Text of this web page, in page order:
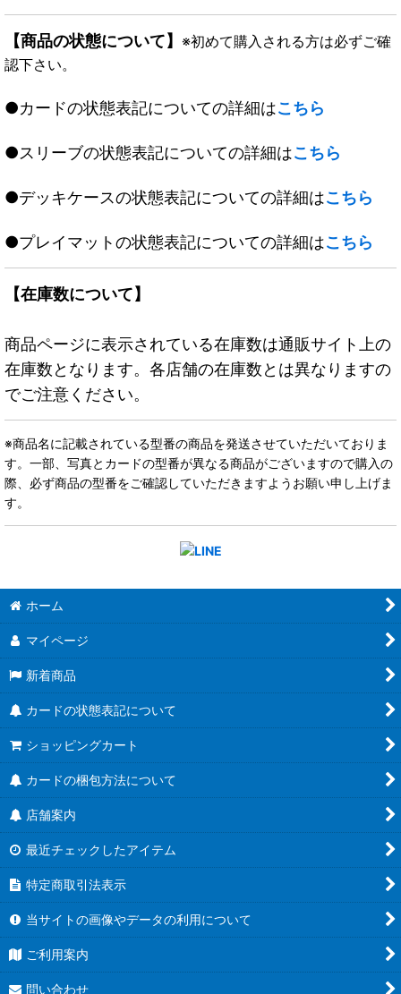
【商品の状態について】 ※初めて購入される方は必ずご確
認下さい。
●カードの状態表記についての詳細はこちら
●スリーブの状態表記についての詳細はこちら
●デッキケースの状態表記についての詳細はこちら
●プレイマットの状態表記についての詳細はこちら
【在庫数について】
商品ページに表示されている在庫数は通販サイト上の
在庫数となります。各店舗の在庫数とは異なりますの
でご注意ください。
※商品名に記載されている型番の商品を発送させていただいておりま
す。一部、写真とカードの型番が異なる商品がございますので購入の
際、必ず商品の型番をご確認していただきますようお願い申し上げま
す。
ホーム
マイページ
新着商品
カードの状態表記について
ショッピングカート
カードの梱包方法について
店舗案内
最近チェックしたアイテム
特定商取引法表示
当サイトの画像やデータの利用について
ご利用案内
問い合わせ